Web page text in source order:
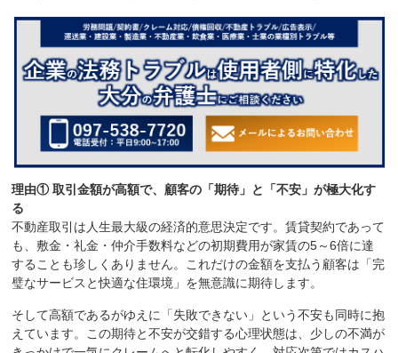
理由① 取引金額が高額で、顧客の「期待」と「不安」が極大化す
る
不動産取引は人生最大級の経済的意思決定です。賃貸契約であって
も、敷金・礼金・仲介手数料などの初期費用が家賃の5～6倍に達
することも珍しくありません。これだけの金額を支払う顧客は「完
璧なサービスと快適な住環境」を無意識に期待します。
そして高額であるがゆえに「失敗できない」という不安も同時に抱
えています。この期待と不安が交錯する心理状態は、少しの不満が